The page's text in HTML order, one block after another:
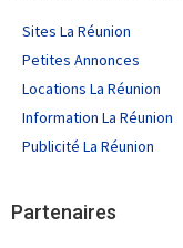
Sites La Réunion
Petites Annonces
Locations La Réunion
Information La Réunion
Publicité La Réunion
Partenaires